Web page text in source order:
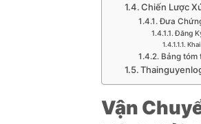
Chiến Lược
Đưa
Đăng
Bảng tóm
Vận